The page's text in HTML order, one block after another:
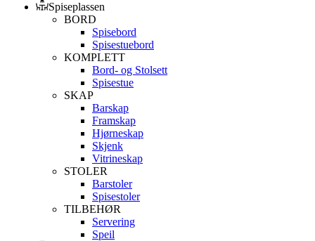
Spiseplassen
BORD
Spisebord
Spisestuebord
KOMPLETT
Bord- og Stolsett
Spisestue
SKAP
Barskap
Framskap
Hjørneskap
Skjenk
Vitrineskap
STOLER
Barstoler
Spisestoler
TILBEHØR
Servering
Speil